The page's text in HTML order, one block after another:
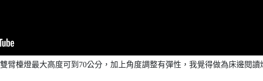
臂檯燈最大高度可到70公分，加上角度調整有彈性，我覺得做為床邊閱讀